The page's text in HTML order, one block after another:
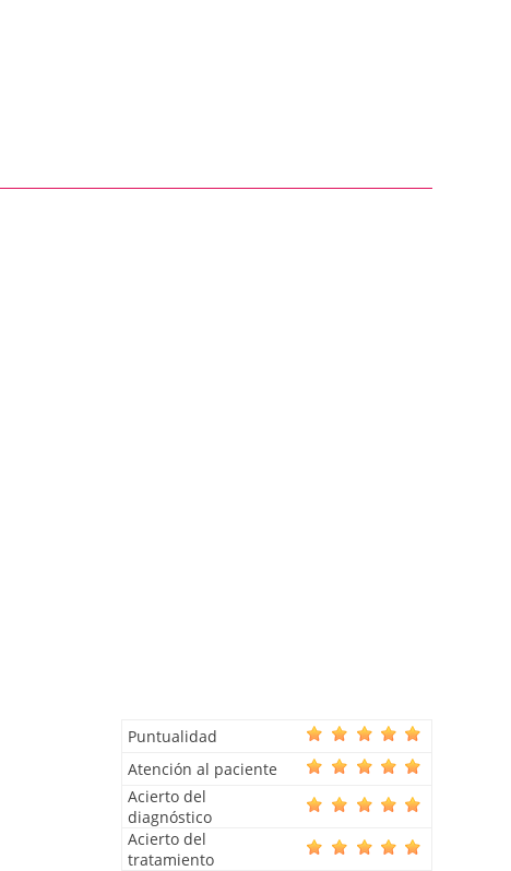
Puntualidad
Atención al paciente
Acierto del
diagnóstico
Acierto del
tratamiento